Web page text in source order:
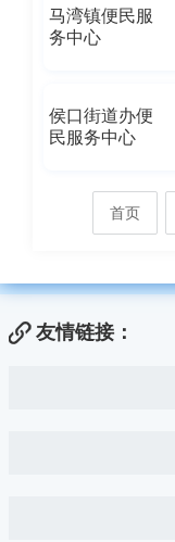
马湾镇便民服
务中心
侯口街道办便
民服务中心
首页
友情链接：